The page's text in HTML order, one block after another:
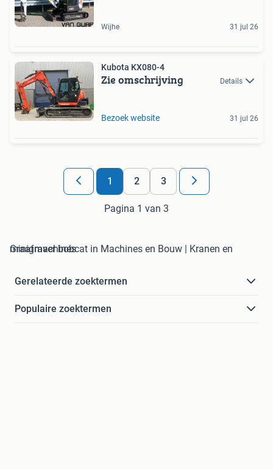
Wijhe 31 jul 26
Kubota KX080-4
Zie omschrijving Details
Bezoek website 31 jul 26
1 2 3
Pagina 1 van 3
minigraver bobcat in Machines en Bouw | Kranen en Graafmachines
Gerelateerde zoektermen
Populaire zoektermen